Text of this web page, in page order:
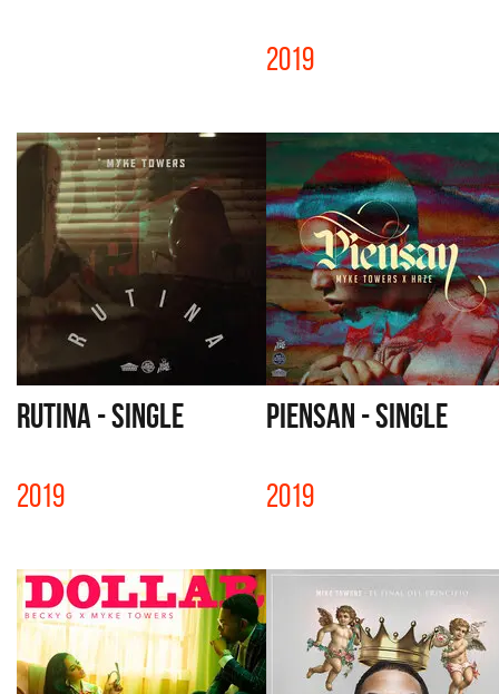
2019
RUTINA - SINGLE
2019
PIENSAN - SINGLE
2019